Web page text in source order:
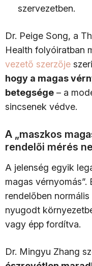
szervezetben.
Dr. Peige Song, a
Health folyóiratban
vezető szerzője
hogy a magas
betegsége – a
sincsenek védve.
A „maszkos
rendelői mérés
A jelenség egyik
magas vérnyomás”.
rendelőben
nyugodt
vagy épp fordítva.
Dr. Mingyu Zhang